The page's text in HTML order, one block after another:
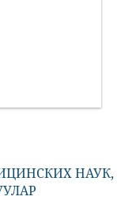
НАУК,